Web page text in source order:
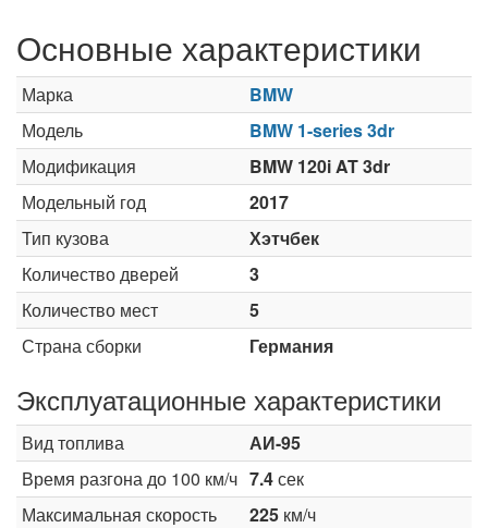
Основные характеристики
Марка
BMW
Модель
BMW 1-series 3dr
Модификация
BMW 120i AT 3dr
Модельный год
2017
Тип кузова
Хэтчбек
Количество дверей
3
Количество мест
5
Страна сборки
Германия
Эксплуатационные характеристики
Вид топлива
АИ-95
Время разгона до 100 км/ч 7.4сек
Максимальная скорость
225 км/ч